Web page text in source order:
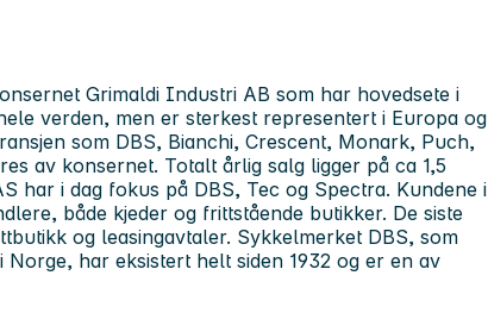
Grimaldi Industri AB som har hovedsete i
verden, men er sterkest representert i Europa og
som DBS, Bianchi, Crescent, Monark, Puch,
av konsernet. Totalt årlig salg ligger på ca 1,5
har i dag fokus på DBS, Tec og Spectra. Kundene i
både kjeder og frittstående butikker. De siste
og leasingavtaler. Sykkelmerket DBS, som
har eksistert helt siden 1932 og er en av